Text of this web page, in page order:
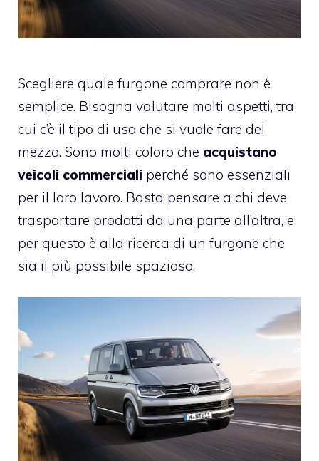
Scegliere quale furgone comprare non è
semplice. Bisogna valutare molti aspetti, tra
cui c’è il tipo di uso che si vuole fare del
mezzo. Sono molti coloro che acquistano
veicoli commerciali perché sono essenziali
per il loro lavoro. Basta pensare a chi deve
trasportare prodotti da una parte all’altra, e
per questo è alla ricerca di un furgone che
sia il più possibile spazioso.